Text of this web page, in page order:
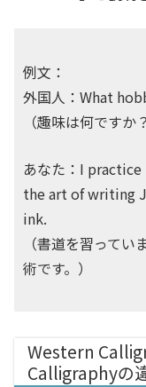
例文：
外国人：What
（趣味は何ですか
あなた：I
the art of writing
ink.
（書道を習って
術です。）
Western
Calligraphyの